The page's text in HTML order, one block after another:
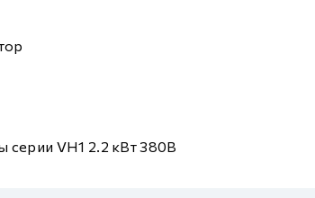
серии VH1 2.2 кВт 380В